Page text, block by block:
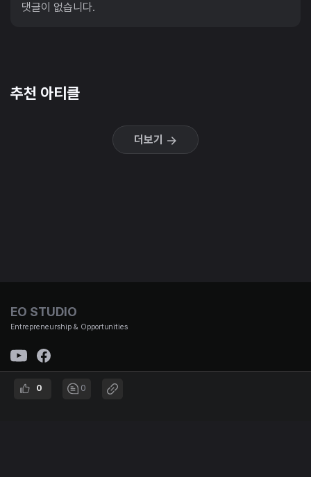
댓글이 없습니다.
추천 아티클
더보기
0 0
EO STUDIO
Entrepreneurship & Opportunities